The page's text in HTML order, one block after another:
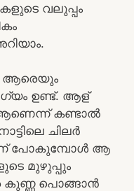
വലുപ്പം
ആരെയും
ഉണ്ട്. ആള്
കണ്ടാൽ
ചിലർ
പോകുമ്പോൾ ആ
മുഴുപ്പും
കുണ്ണ പൊങ്ങാൻ